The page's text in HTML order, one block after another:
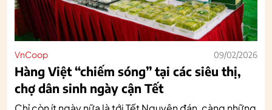
VnCoop 09/02/2026
Hàng Việt “chiếm sóng” tại các siêu thị,
chợ dân sinh ngày cận Tết